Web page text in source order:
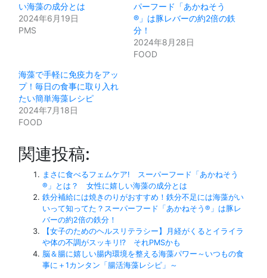
い海藻の成分とは
2024年6月19日
PMS
パーフード「あかねそう
®」は豚レバーの約2倍の鉄
分！
2024年8月28日
FOOD
海藻で手軽に免疫力をアッ
プ！毎日の食事に取り入れ
たい簡単海藻レシピ
2024年7月18日
FOOD
関連投稿:
まさに食べるフェムケア! スーパーフード「あかねそう
®」とは？ 女性に嬉しい海藻の成分とは
鉄分補給には焼きのりがおすすめ！鉄分不足には海藻がい
いって知ってた？スーパーフード「あかねそう®」は豚レ
バーの約2倍の鉄分！
【女子のためのヘルスリテラシー】月経がくるとイライラ
や体の不調がスッキリ⁉ それPMSかも
脳＆腸に嬉しい腸内環境を整える海藻パワー～いつもの食
事に＋1カンタン「腸活海藻レシピ」～